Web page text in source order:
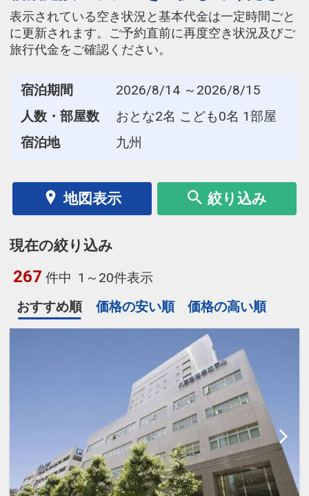
表示されている空き状況と基本代金は一定時間ごと
に更新されます。ご予約直前に再度空き状況及びご
旅行代金をご確認ください。
宿泊期間
2026/8/14 ～2026/8/15
人数・部屋数
おとな2名 こども0名 1部屋
宿泊地
九州
地図表示 絞り込み
現在の絞り込み
267 件中 1～20件表示
おすすめ順
価格の安い順 価格の高い順